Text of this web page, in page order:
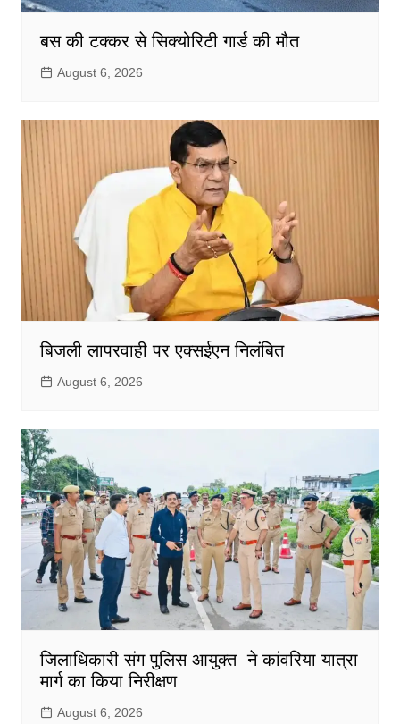
बस की टक्कर से सिक्योरिटी गार्ड की मौत
August 6, 2026
बिजली लापरवाही पर एक्सईएन निलंबित
August 6, 2026
जिलाधिकारी संग पुलिस आयुक्त ने कांवरिया यात्रा
मार्ग का किया निरीक्षण
August 6, 2026